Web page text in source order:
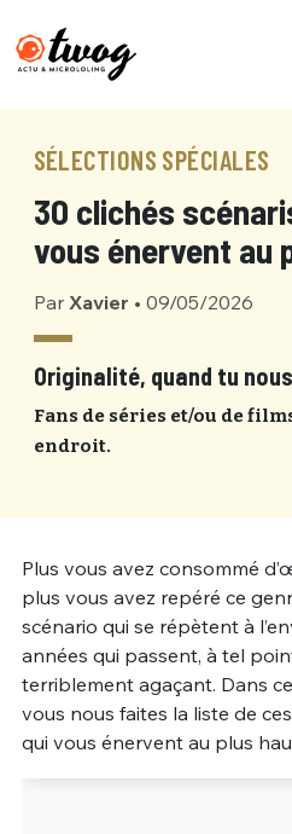
SÉLECTIONS SPÉCIALES
30 clichés
vous énervent au
Par Xavier • 09/05/2026
Originalité, quand tu
Fans de séries et/ou de
endroit.
Plus vous avez consommé
plus vous avez repéré ce
scénario qui se répètent à
années qui passent, à tel
terriblement agaçant. Dans
vous nous faites la liste de
qui vous énervent au plus
Bienvenue !
PSEUDO*
EMAIL*
PASSWORD *
Connexion
PSEUDO
MOT DE PASSE
VOTRE
Que souhaitez-
C'EST
Ma propre
Un
C'EST